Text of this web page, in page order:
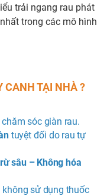
trải ngang rau phát
trong các mô hình
CANH TẠI NHÀ ?
chăm sóc giàn rau.
tuyệt đối do rau tự
sâu – Không hóa
không sử dụng thuốc